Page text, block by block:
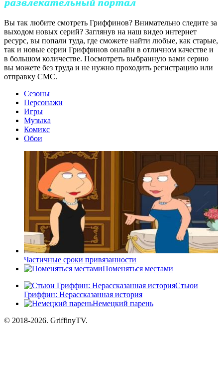
Вы так любите смотреть Гриффинов? Внимательно следите за
выходом новых серий? Заглянув на наш видео интернет
ресурс, вы попали туда, где сможете найти любые, как старые,
так и новые серии Гриффинов онлайн в отличном качестве и
в большом количестве. Посмотреть выбранную вами серию
вы можете без труда и не нужно проходить регистрацию или
отправку СМС.
Сезоны
Персонажи
Игры
Музыка
Комикс
Обои
Частичные сроки привязанности
Поменяться местами
Стьюи
Гриффин: Нерассказанная история
Немецкий парень
© 2018-2026. GriffinyTV.